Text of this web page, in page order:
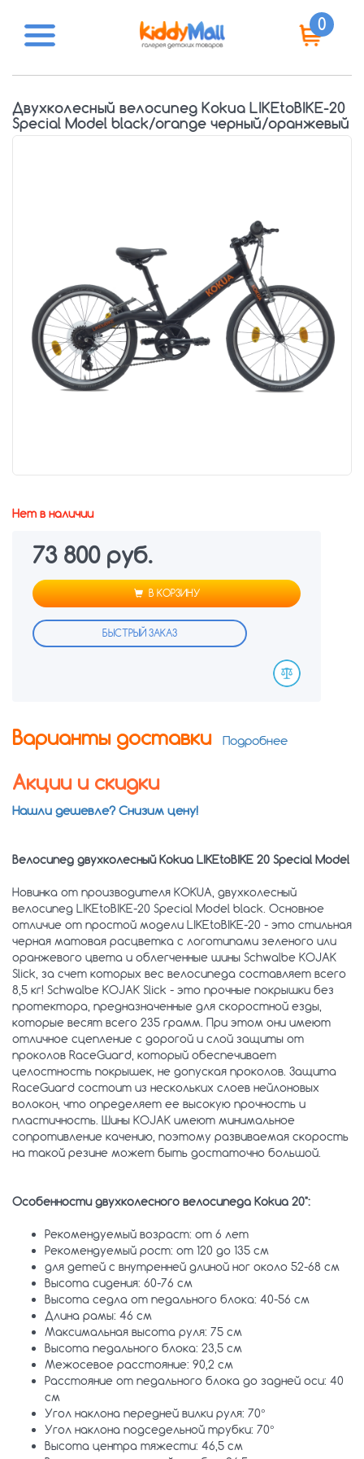
0
Двухколесный велосипед Kokua LIKEtoBIKE-20
Special Model black/orange черный/оранжевый
Нет в наличии
73 800 руб.
В КОРЗИНУ
БЫСТРЫЙ ЗАКАЗ
Варианты доставки Подробнее
Акции и скидки
Нашли дешевле? Снизим цену!
Велосипед двухколесный Kokua LIKEtoBIKE 20 Special Model
Новинка от производителя KOKUA, двухколесный
велосипед LIKEtoBIKE-20 Special Model black. Основное
отличие от простой модели LIKEtoBIKE-20 - это стильная
черная матовая расцветка с логотипами зеленого или
оранжевого цвета и облегченные шины Schwalbe KOJAK
Slick, за счет которых вес велосипеда составляет всего
8,5 кг! Schwalbe KOJAK Slick - это прочные покрышки без
протектора, предназначенные для скоростной езды,
которые весят всего 235 грамм. При этом они имеют
отличное сцепление с дорогой и слой защиты от
проколов RaceGuard, который обеспечивает
целостность покрышек, не допуская проколов. Защита
RaceGuard состоит из нескольких слоев нейлоновых
волокон, что определяет ее высокую прочность и
пластичность. Шины KOJAK имеют минимальное
сопротивление качению, поэтому развиваемая скорость
на такой резине может быть достаточно большой.
Особенности двухколесного велосипеда Kokua 20":
Рекомендуемый возраст: от 6 лет
Рекомендуемый рост: от 120 до 135 см
для детей с внутренней длиной ног около 52-68 см
Высота сидения: 60-76 см
Высота седла от педального блока: 40-56 см
Длина рамы: 46 см
Максимальная высота руля: 75 см
Высота педального блока: 23,5 см
Межосевое расстояние: 90,2 см
Расстояние от педального блока до задней оси: 40
см
Угол наклона передней вилки руля: 70°
Угол наклона подседельной трубки: 70°
Высота центра тяжести: 46,5 см